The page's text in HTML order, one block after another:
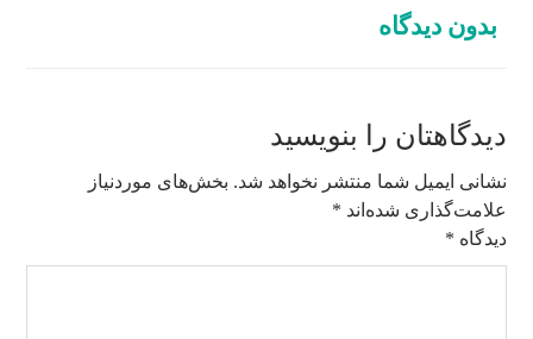
بدون دیدگاه
دیدگاهتان را بنویسید
نشانی ایمیل شما منتشر نخواهد شد. بخش‌های موردنیاز
علامت‌گذاری شده‌اند *
دیدگاه *